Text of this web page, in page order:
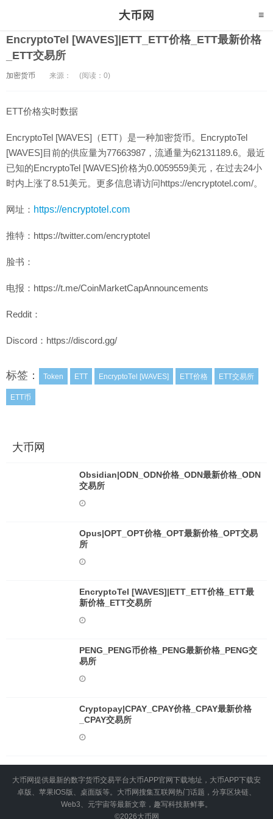
EncryptoTel [WAVES]|ETT_ETT价格_ETT最新价格
_ETT交易所
加密货币 来源： (阅读：0)
ETT价格实时数据
EncryptoTel [WAVES]（ETT）是一种加密货币。EncryptoTel
[WAVES]目前的供应量为77663987，流通量为62131189.6。最近
已知的EncryptoTel [WAVES]价格为0.0059559美元，在过去24小
时内上涨了8.51美元。更多信息请访问https://encryptotel.com/。
网址： https://encryptotel.com
推特：https://twitter.com/encryptotel
脸书：
电报：https://t.me/CoinMarketCapAnnouncements
Reddit：
Discord：https://discord.gg/
标签： Token ETT EncryptoTel [WAVES] ETT价格 ETT交易所
ETT币
大币网
Obsidian|ODN_ODN价格_ODN最新价格_ODN
交易所
Opus|OPT_OPT价格_OPT最新价格_OPT交易
所
EncryptoTel [WAVES]|ETT_ETT价格_ETT最
新价格_ETT交易所
PENG_PENG币价格_PENG最新价格_PENG交
易所
Cryptopay|CPAY_CPAY价格_CPAY最新价格
_CPAY交易所
大币网提供最新的数字货币交易平台大币APP官网下载地址，大币APP下载安
卓版、苹果IOS版、桌面版等。大币网搜集互联网热门话题，分享区块链、
Web3、元宇宙等最新文章，趣写科技新鲜事。
©2026大币网